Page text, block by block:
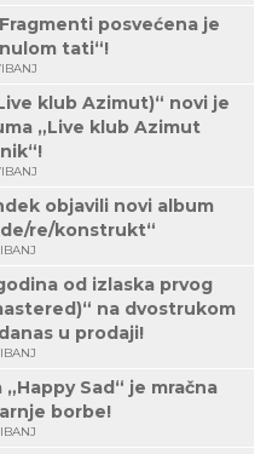
Fragmenti posvećena je
tati“!
klub Azimut)“ novi je
„Live klub Azimut
objavili novi album
re/konstrukt“
od izlaska prvog
na dvostrukom
u prodaji!
Sad“ je mračna
borbe!